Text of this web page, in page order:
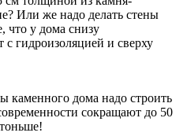
Или же надо делать стены
что у дома снизу
гидроизоляцией и сверху
каменного дома надо строить
сокращают до 50